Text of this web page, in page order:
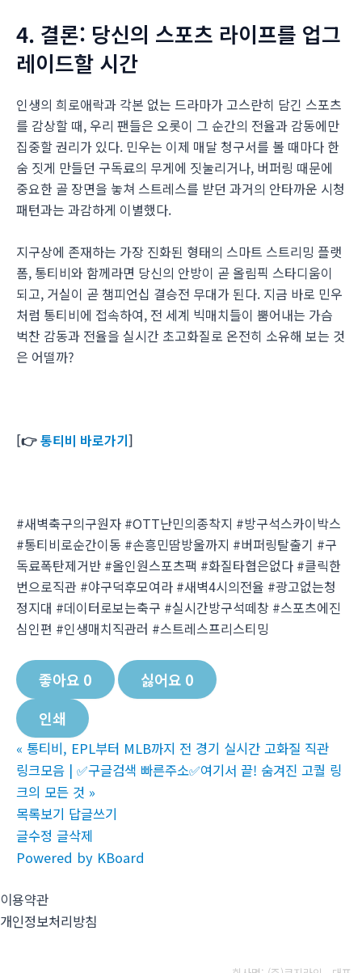
4. 결론: 당신의 스포츠 라이프를 업그
레이드할 시간
인생의 희로애락과 각본 없는 드라마가 고스란히 담긴 스포츠
를 감상할 때, 우리 팬들은 오롯이 그 순간의 전율과 감동에만
집중할 권리가 있다. 민우는 이제 매달 청구서를 볼 때마다 한
숨 짓게 만들던 구독료의 무게에 짓눌리거나, 버퍼링 때문에
중요한 골 장면을 놓쳐 스트레스를 받던 과거의 안타까운 시청
패턴과는 과감하게 이별했다.
지구상에 존재하는 가장 진화된 형태의 스마트 스트리밍 플랫
폼, 통티비와 함께라면 당신의 안방이 곧 올림픽 스타디움이
되고, 거실이 곧 챔피언십 결승전 무대가 된다. 지금 바로 민우
처럼 통티비에 접속하여, 전 세계 빅매치들이 뿜어내는 가슴
벅찬 감동과 전율을 실시간 초고화질로 온전히 소유해 보는 것
은 어떨까?
[👉통티비 바로가기]
#새벽축구의구원자 #OTT난민의종착지 #방구석스카이박스
#통티비로순간이동 #손흥민땀방울까지 #버퍼링탈출기 #구
독료폭탄제거반 #올인원스포츠팩 #화질타협은없다 #클릭한
번으로직관 #야구덕후모여라 #새벽4시의전율 #광고없는청
정지대 #데이터로보는축구 #실시간방구석떼창 #스포츠에진
심인편 #인생매치직관러 #스트레스프리스티밍
좋아요 0 싫어요 0
인쇄
« 통티비, EPL부터 MLB까지 전 경기 실시간 고화질 직관
링크모음 | ✅구글검색 빠른주소✅여기서 끝! 숨겨진 고퀄 링
크의 모든 것 »
목록보기 답글쓰기
글수정 글삭제
Powered by KBoard
이용약관
개인정보처리방침